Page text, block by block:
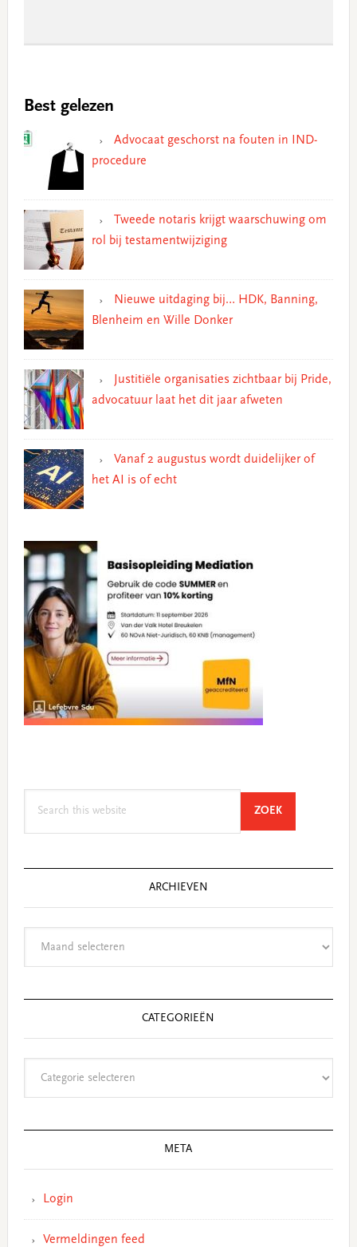
Best gelezen
Advocaat geschorst na fouten in IND-
procedure
Tweede notaris krijgt waarschuwing om
rol bij testamentwijziging
Nieuwe uitdaging bij… HDK, Banning,
Blenheim en Wille Donker
Justitiële organisaties zichtbaar bij Pride,
advocatuur laat het dit jaar afweten
Vanaf 2 augustus wordt duidelijker of
het AI is of echt
ZOEKSEARCH
ARCHIEVEN
CATEGORIEËN
META
Login
Vermeldingen feed